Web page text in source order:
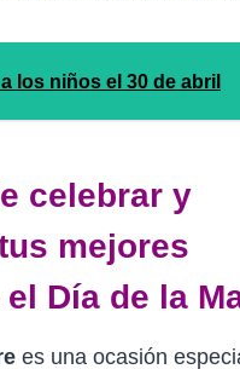
los niños el 30 de abril
celebrar y
mejores
Día de la
es una ocasión